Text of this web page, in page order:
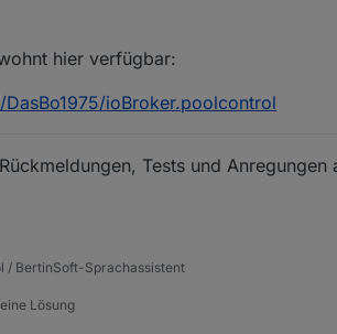
hier verfügbar:
ioBroker.poolcontrol
Tests und Anregungen
/ BertinSoft-Sprachassistent
Lösung